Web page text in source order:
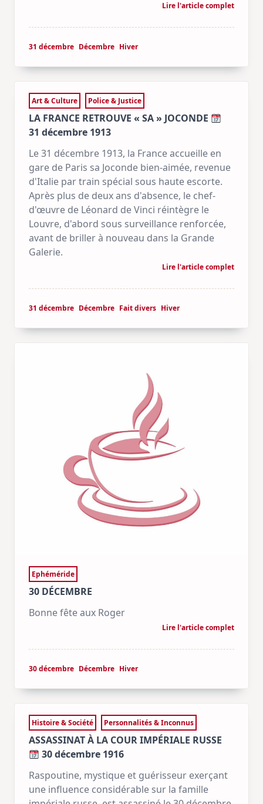
Lire l'article complet
31 décembre Décembre Hiver
Art & Culture Police & Justice
LA FRANCE RETROUVE « SA » JOCONDE
31 décembre 1913
Le 31 décembre 1913, la France accueille en
gare de Paris sa Joconde bien-aimée, revenue
d'Italie par train spécial sous haute escorte.
Après plus de deux ans d'absence, le chef-
d'œuvre de Léonard de Vinci réintègre le
Louvre, d'abord sous surveillance renforcée,
avant de briller à nouveau dans la Grande
Galerie.
Lire l'article complet
31 décembre Décembre Fait divers Hiver
Ephéméride
30 DÉCEMBRE
Bonne fête aux Roger
Lire l'article complet
30 décembre Décembre Hiver
Histoire & Société Personnalités & Inconnus
ASSASSINAT À LA COUR IMPÉRIALE RUSSE
30 décembre 1916
Raspoutine, mystique et guérisseur exerçant
une influence considérable sur la famille